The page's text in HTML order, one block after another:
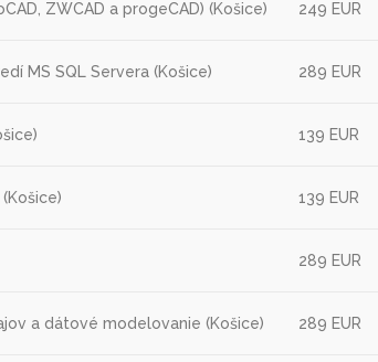
ZWCAD a progeCAD) (Košice) 249 EUR
MS SQL Servera (Košice) 289 EUR
139 EUR
139 EUR
289 EUR
a dátové modelovanie (Košice) 289 EUR